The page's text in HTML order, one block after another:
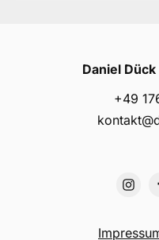
Daniel
+49